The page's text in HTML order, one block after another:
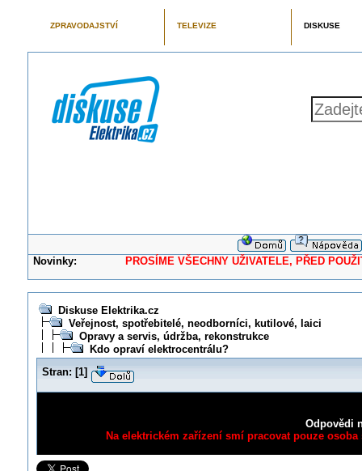
ZPRAVODAJSTVÍ TELEVIZE DISKUSE
Novinky: PROSÍME VŠECHNY UŽIVATELE, PŘED
Diskuse Elektrika.cz
Veřejnost, spotřebitelé, neodborníci, kutilové, laici
Opravy a servis, údržba, rekonstrukce
Kdo opraví elektrocentrálu?
Stran: [1]
Odpovědi
Na elektrickém zařízení smí pracovat pouze